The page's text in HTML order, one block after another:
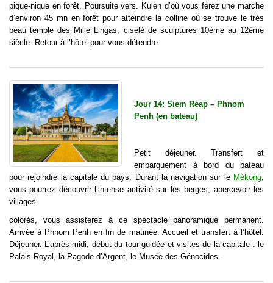
pique-nique en forêt. Poursuite vers. Kulen d’où vous ferez une marche
d’environ 45 mn en forêt pour atteindre la colline où se trouve le très
beau temple des Mille Lingas, ciselé de sculptures 10ème au 12ème
siècle. Retour à l’hôtel pour vous détendre.
Jour 14: Siem Reap – Phnom
Penh (en bateau)
Petit déjeuner. Transfert et
embarquement à bord du bateau
pour rejoindre la capitale du pays. Durant la navigation sur le Mékong
vous pourrez découvrir l’intense activité sur les berges, apercevoir les
villages
colorés, vous assisterez à ce spectacle panoramique permanent.
Arrivée à Phnom Penh en fin de matinée. Accueil et transfert à l’hôtel.
Déjeuner. L’après-midi, début du tour guidée et visites de la capitale : le
Palais Royal, la Pagode d’Argent, le Musée des Génocides.